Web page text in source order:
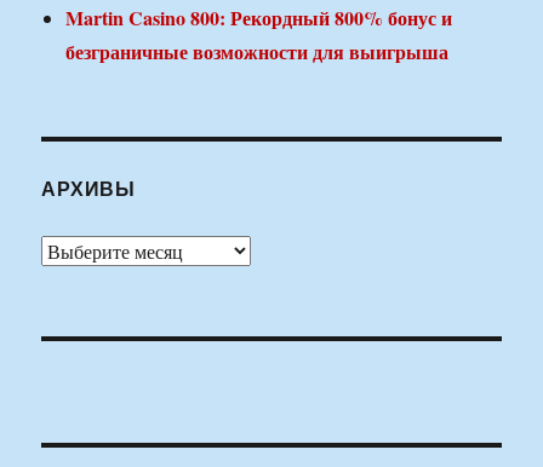
Martin Casino 800: Рекордный 800% бонус и
безграничные возможности для выигрыша
АРХИВЫ
Архивы